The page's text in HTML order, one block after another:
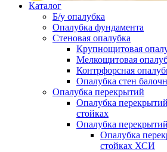
Каталог
Б/у опалубка
Опалубка фундамента
Стеновая опалубка
Крупнощитовая
Мелкощитовая
Контрфорсная
Опалубка стен
Опалубка перекрытий
Опалубка
стойках
Опалубка
Опалубка
стойках ХСИ